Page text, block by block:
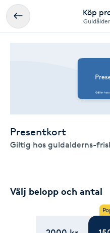
Köp
Presentkort
Giltig hos guldalderns-
Välj belopp och antal